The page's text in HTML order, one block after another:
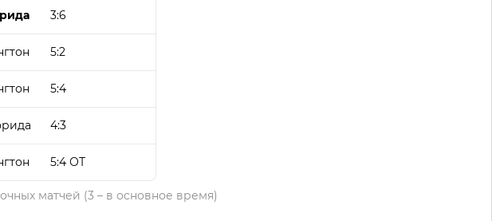
3:6
5:2
5:4
4:3
5:4 ОТ
матчей (3 – в основное время)